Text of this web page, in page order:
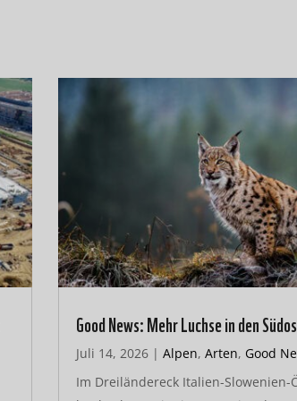
Good News: Mehr Luchse in den
Juli 14, 2026| Alpen, Arten, Good
Im Dreiländereck Italien-Slowenien-